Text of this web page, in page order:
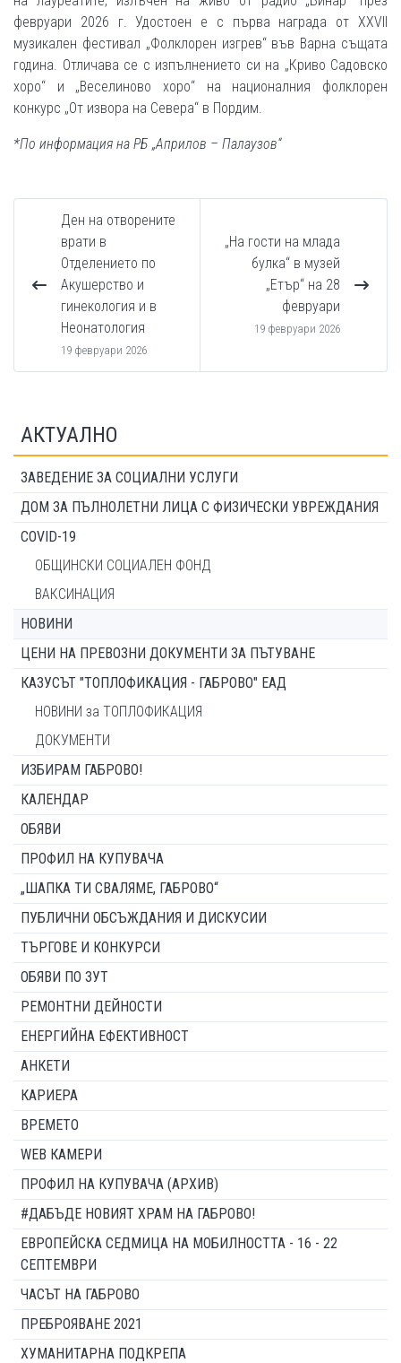
февруари 2026 г. Удостоен е с първа награда от XXVII
музикален фестивал „Фолклорен изгрев“ във Варна същата
година. Отличава се с изпълнението си на „Криво Садовско
хоро“ и „Веселиново хоро“ на националния фолклорен
конкурс „От извора на Севера“ в Пордим.
*По информация на РБ „Априлов – Палаузов“
Ден на отворените
врати в
Отделението по
Акушерство и
гинекология и в
Неонатология
19 февруари 2026
„На гости на млада
булка“ в музей
„Етър“ на 28
февруари
19 февруари 2026
АКТУАЛНО
ЗАВЕДЕНИЕ ЗА СОЦИАЛНИ УСЛУГИ
ДОМ ЗА ПЪЛНОЛЕТНИ ЛИЦА С ФИЗИЧЕСКИ УВРЕЖДАНИЯ
COVID-19
ОБЩИНСКИ СОЦИАЛЕН ФОНД
ВАКСИНАЦИЯ
НОВИНИ
ЦЕНИ НА ПРЕВОЗНИ ДОКУМЕНТИ ЗА ПЪТУВАНЕ
КАЗУСЪТ "ТОПЛОФИКАЦИЯ - ГАБРОВО" ЕАД
НОВИНИ за ТОПЛОФИКАЦИЯ
ДОКУМЕНТИ
ИЗБИРАМ ГАБРОВО!
КАЛЕНДАР
ОБЯВИ
ПРОФИЛ НА КУПУВАЧА
„ШАПКА ТИ СВАЛЯМЕ, ГАБРОВО“
ПУБЛИЧНИ ОБСЪЖДАНИЯ И ДИСКУСИИ
ТЪРГОВЕ И КОНКУРСИ
ОБЯВИ ПО ЗУТ
РЕМОНТНИ ДЕЙНОСТИ
ЕНЕРГИЙНА ЕФЕКТИВНОСТ
АНКЕТИ
КАРИЕРА
ВРЕМЕТО
WEB КАМЕРИ
ПРОФИЛ НА КУПУВАЧА (АРХИВ)
#ДАБЪДЕ НОВИЯТ ХРАМ НА ГАБРОВО!
ЕВРОПЕЙСКА СЕДМИЦА НА МОБИЛНОСТТА - 16 - 22
СЕПТЕМВРИ
ЧАСЪТ НА ГАБРОВО
ПРЕБРОЯВАНЕ 2021
ХУМАНИТАРНА ПОДКРЕПА